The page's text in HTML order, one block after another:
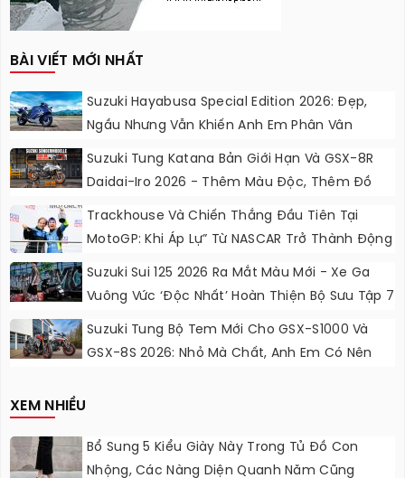
BÀI VIẾT MỚI NHẤT
Suzuki Hayabusa Special Edition 2026: Đẹp,
Ngầu Nhưng Vẫn Khiến Anh Em Phân Vân
Suzuki Tung Katana Bản Giới Hạn Và GSX-8R
Daidai-Iro 2026 - Thêm Màu Độc, Thêm Đồ
Chơi, Thêm Cá Tính
Trackhouse Và Chiến Thắng Đầu Tiên Tại
MotoGP: Khi Áp Lự” Từ NASCAR Trở Thành Động
Lực Ngọt Ngào
Suzuki Sui 125 2026 Ra Mắt Màu Mới - Xe Ga
Vuông Vức ‘độc Nhất’ Hoàn Thiện Bộ Sưu Tập 7
Sắc Cầu Vồng
Suzuki Tung Bộ Tem Mới Cho GSX-S1000 Và
GSX-8S 2026: Nhỏ Mà Chất, Anh Em Có Nên
XEM NHIỀU
Bổ Sung 5 Kiểu Giày Này Trong Tủ Đồ Con
Nhộng, Các Nàng Diện Quanh Năm Cũng